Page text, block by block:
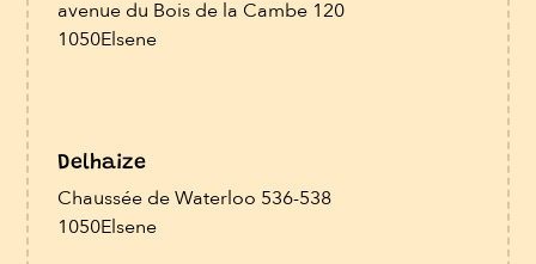
avenue du Bois de la Cambe 120
1050Elsene
Delhaize
Chaussée de Waterloo 536-538
1050Elsene